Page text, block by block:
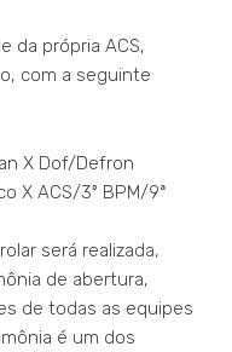
da própria ACS,
com a seguinte
X Dof/Defron
X ACS/3º BPM/9ª
será realizada,
de abertura,
de todas as equipes
é um dos